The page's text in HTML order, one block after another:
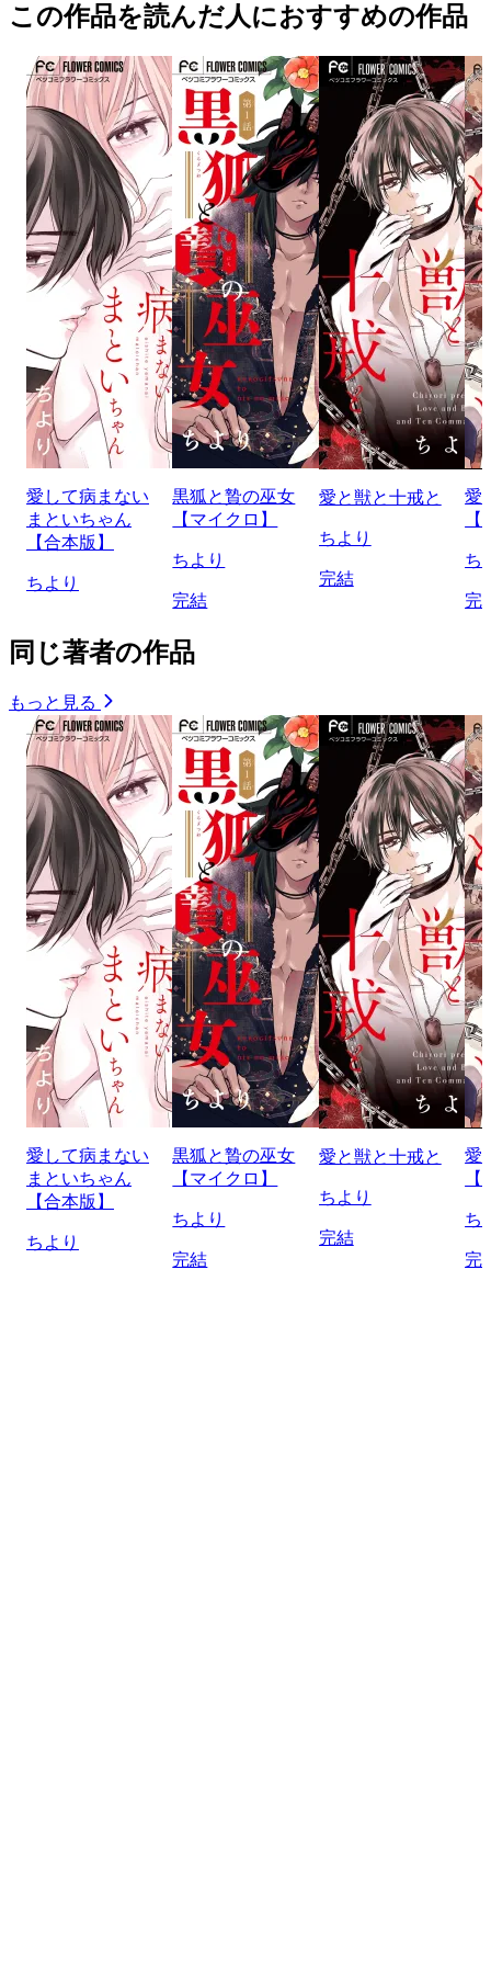
この作品を読んだ人におすすめの作品
愛して病まない
まといちゃん
【合本版】
ちより
黒狐と贄の巫女
【マイクロ】
ちより
完結
愛と獣と十戒と
ちより
完結
愛
ち
完
同じ著者の作品
もっと見る
愛して病まない
まといちゃん
【合本版】
ちより
黒狐と贄の巫女
【マイクロ】
ちより
完結
愛と獣と十戒と
ちより
完結
愛
ち
完